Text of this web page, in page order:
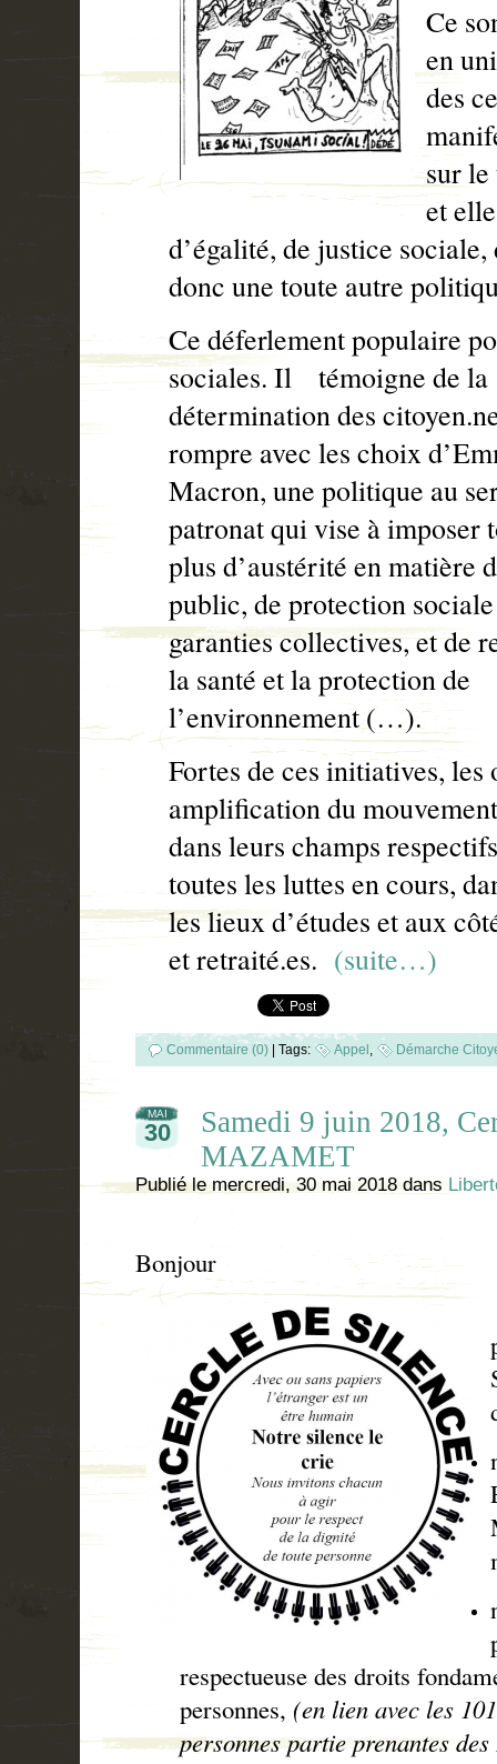
Ce
en
des
sur
et
d’égalité, de justice
donc une toute autre
Ce déferlement populaire
sociales. Il témoigne de la
détermination des
rompre avec les choix
Macron, une politique au
patronat qui vise à imposer
plus d’austérité en matière
public, de protection
garanties collectives, et de
la santé et la protection de
l’environnement (…).
Fortes de ces initiatives,
amplification du
dans leurs champs
toutes les luttes en cours,
les lieux d’études et aux
et retraité.es. (suite…)
Commentaire (0) Tags: Appel , Démarche
MAI
30
Samedi 9 juin 2018,
MAZAMET
Publié lemercredi, 30 mai 2018dans
Bonjour
respectueuse des droits
personnes, (en lien avec les
personnes partie prenantes